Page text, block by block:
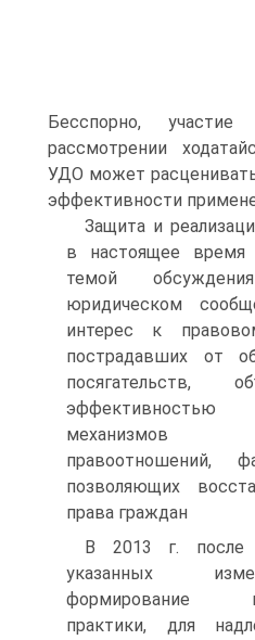
Бесспорно,
рассмотрении
УДО может
эффективности
Защита и
в настоящее время
темой
юридическом
интерес к
пострадавших от
посягательств,
эффективностью
механизмов
правоотношений,
позволяющих
права граждан
В 2013 г. после
указанных
формирование
практики, для